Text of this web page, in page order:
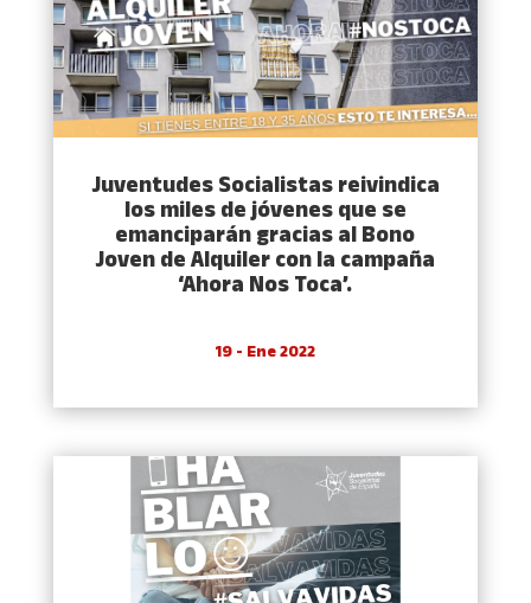
Juventudes Socialistas reivindica
los miles de jóvenes que se
emanciparán gracias al Bono
Joven de Alquiler con la campaña
‘Ahora Nos Toca’.
19 - Ene 2022